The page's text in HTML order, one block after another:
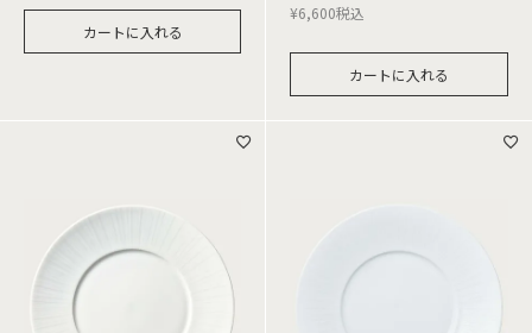
カートに入れる
¥6,600税込
カートに入れる